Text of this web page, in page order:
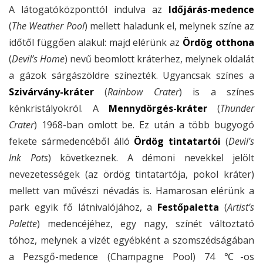
A látogatóközponttól indulva az Időjárás-medence
(The Weather Pool) mellett haladunk el, melynek színe az
időtől függően alakul: majd elérünk az Ördög otthona
(Devil’s Home) nevű beomlott kráterhez, melynek oldalát
a gázok sárgászöldre színezték. Ugyancsak színes a
Szivárvány-kráter (Rainbow Crater) is a színes
kénkristályokról. A Mennydörgés-kráter (Thunder
Crater) 1968-ban omlott be. Ez után a több bugyogó
fekete sármedencéből álló Ördög tintatartói (Devil’s
Ink Pots) következnek. A démoni nevekkel jelölt
nevezetességek (az ördög tintatartója, pokol kráter)
mellett van művészi névadás is. Hamarosan elérünk a
park egyik fő látnivalójához, a Festőpaletta (Artist’s
Palette) medencéjéhez, egy nagy, színét változtató
tóhoz, melynek a vizét egyébként a szomszédságában
a Pezsgő-medence (Champagne Pool) 74 ℃-os